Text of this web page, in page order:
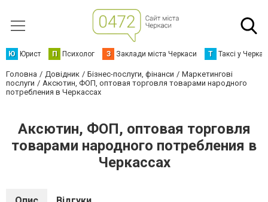
Ю Юрист П Психолог З Заклади міста Черкаси Т Таксі у
Головна Довідник Бізнес-послуги, фінанси
Маркетингові
послуги
Аксютин, ФОП, оптовая торговля товарами народного
потребления в Черкассах
Аксютин, ФОП, оптовая торговля
товарами народного потребления в
Черкассах